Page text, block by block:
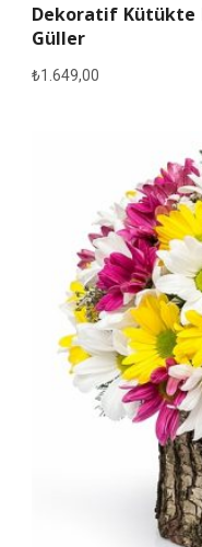
Dekoratif Kütükte
Güller
₺1.649,00